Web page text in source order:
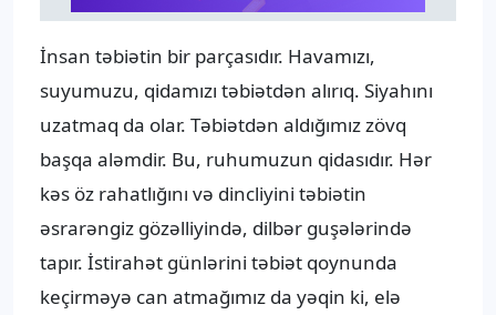
İnsan təbiətin bir parçasıdır. Havamızı,
suyumuzu, qidamızı təbiətdən alırıq. Siyahını
uzatmaq da olar. Təbiətdən aldığımız zövq
başqa aləmdir. Bu, ruhumuzun qidasıdır. Hər
kəs öz rahatlığını və dincliyini təbiətin
əsrarəngiz gözəlliyində, dilbər guşələrində
tapır. İstirahət günlərini təbiət qoynunda
keçirməyə can atmağımız da yəqin ki, elə